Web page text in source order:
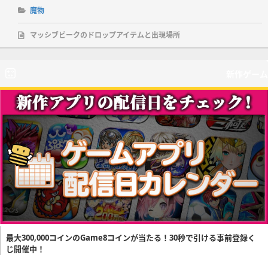
魔物
マッシブビークのドロップアイテムと出現場所
最大300,000コインのGame8コインが当たる！30秒で引ける事前登録く
じ開催中！